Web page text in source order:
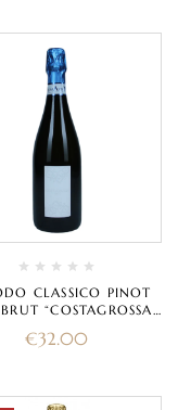
CLASSICO PINOT
“COSTAGROSSA”
MONTALTO
€32.00